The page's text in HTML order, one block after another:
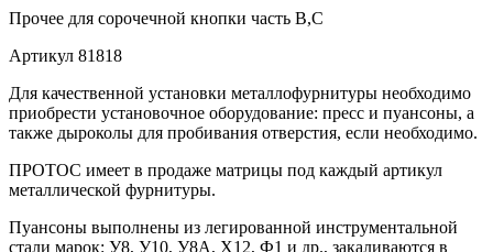
Прочее для сорочечной кнопки часть В,С
Артикул 81818
Для качественной установки металлофурнитуры необходимо
приобрести установочное оборудование: пресс и пуансоны, а
также дыроколы для пробивания отверстия, если необходимо.
ПРОТОС имеет в продаже матрицы под каждый артикул
металлической фурнитуры.
Пуансоны выполнены из легированной инструментальной
стали марок: У8, У10, У8А, Х12, Ф1 и др., закаливаются в